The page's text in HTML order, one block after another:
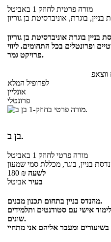
מורה פרטית לחוזק 1
באביטל
בניין, בוגרת, אוניברסיטת בן גוריון
ופרונטלים בכל התחומים. ליווי
פרויקט גמר.
לפרופיל המלא
אונליין
פרונטלי
בן ב.
מורה פרטי לחוזק 1
באביטל
בניין, בוגר, מכללת סמי שמעון
180 ₪ לשעה
בעיר אביטל
מהנדס בניין בתחום תכנון מבנים.
מעל ל 7 שנים בלימוד אישי עם סטודנטים ותלמידים
שונים.
ומעבר אליהם אני מתחיי